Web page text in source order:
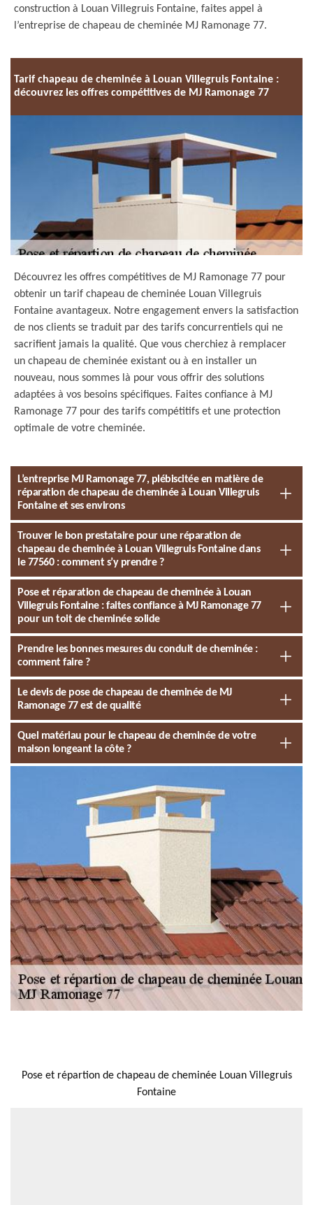
construction à Louan Villegruis Fontaine, faites appel à
l’entreprise de chapeau de cheminée MJ Ramonage 77.
Tarif chapeau de cheminée à Louan Villegruis Fontaine :
découvrez les offres compétitives de MJ Ramonage 77
Découvrez les offres compétitives de MJ Ramonage 77 pour
obtenir un tarif chapeau de cheminée Louan Villegruis
Fontaine avantageux. Notre engagement envers la satisfaction
de nos clients se traduit par des tarifs concurrentiels qui ne
sacrifient jamais la qualité. Que vous cherchiez à remplacer
un chapeau de cheminée existant ou à en installer un
nouveau, nous sommes là pour vous offrir des solutions
adaptées à vos besoins spécifiques. Faites confiance à MJ
Ramonage 77 pour des tarifs compétitifs et une protection
optimale de votre cheminée.
L’entreprise MJ Ramonage 77, plébiscitée en matière de
réparation de chapeau de cheminée à Louan Villegruis
Fontaine et ses environs
Trouver le bon prestataire pour une réparation de
chapeau de cheminée à Louan Villegruis Fontaine dans
le 77560 : comment s’y prendre ?
Pose et réparation de chapeau de cheminée à Louan
Villegruis Fontaine : faites confiance à MJ Ramonage 77
pour un toit de cheminée solide
Prendre les bonnes mesures du conduit de cheminée :
comment faire ?
Le devis de pose de chapeau de cheminée de MJ
Ramonage 77 est de qualité
Quel matériau pour le chapeau de cheminée de votre
maison longeant la côte ?
Pose et répartion de chapeau de cheminée Louan Villegruis
Fontaine